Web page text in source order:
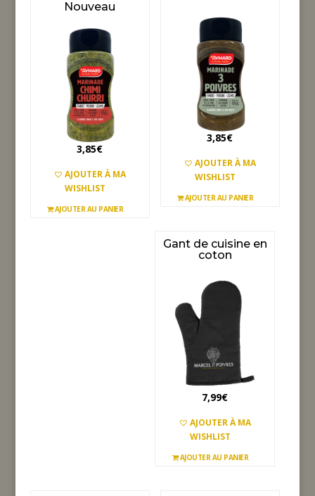
AJOUTER À MA
WISHLIST
Nouveau
3,85€
AJOUTER AU PANIER
AJOUTER À MA
WISHLIST
3,85€
AJOUTER AU PANIER
AJOUTER À MA
WISHLIST
Gant de cuisine en
coton
7,99€
AJOUTER AU PANIER